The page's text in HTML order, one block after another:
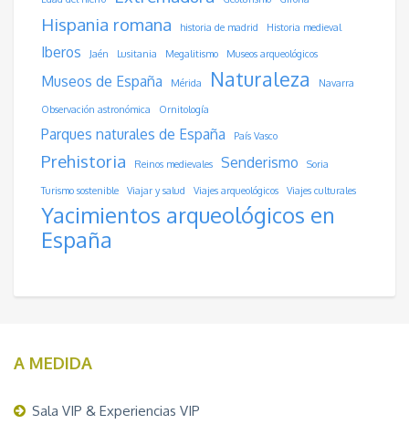
Hispania romana historia de madrid Historia medieval
Iberos Jaén Lusitania Megalitismo Museos arqueológicos
Museos de España Mérida Naturaleza Navarra
Observación astronómica Ornitología
Parques naturales de España País Vasco
Prehistoria Reinos medievales Senderismo Soria
Turismo sostenible Viajar y salud Viajes arqueológicos Viajes culturales
Yacimientos arqueológicos en
España
A MEDIDA
Sala VIP & Experiencias VIP